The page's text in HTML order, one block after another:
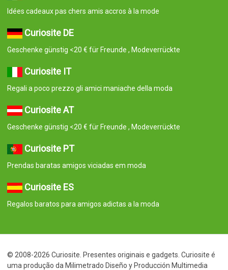
Idées cadeaux pas chers amis accros à la mode
Curiosite DE
Geschenke günstig <20 € für Freunde , Modeverrückte
Curiosite IT
Regali a poco prezzo gli amici maniache della moda
Curiosite AT
Geschenke günstig <20 € für Freunde , Modeverrückte
Curiosite PT
Prendas baratas amigos viciadas em moda
Curiosite ES
Regalos baratos para amigos adictas a la moda
© 2008-2026 Curiosite. Presentes originais e gadgets. Curiosite é
uma produção da Milimetrado Diseño y Producción Multimedia